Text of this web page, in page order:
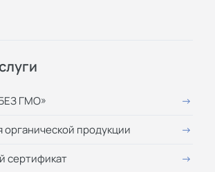
ГМО»
продукции
сертификат